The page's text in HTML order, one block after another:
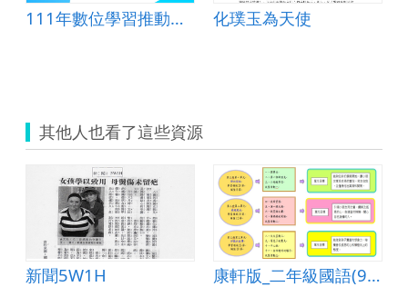
111年數位學習推動優良教案-自主學習組(高中)-特優-臺北市永春高中-王鈺惠老師
化璞玉為天使
其他人也看了這些資源
新聞5W1H 康軒版_二年級國語(99上)